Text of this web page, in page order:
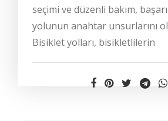
seçimi ve düzenli bakım,
yolunun anahtar unsurlarını
Bisiklet yolları, bisikletlilerin